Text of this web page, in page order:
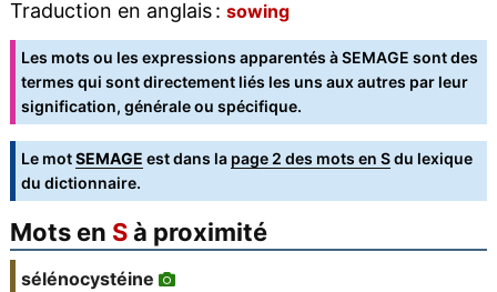
Traduction en anglais : sowing
Les mots ou les expressions apparentés à SEMAGE sont des
termes qui sont directement liés les uns aux autres par leur
signification, générale ou spécifique.
Le motSEMAGE est dans la page 2 des mots en Sdu lexique
du dictionnaire.
Mots en Sà proximité
sélénocystéine